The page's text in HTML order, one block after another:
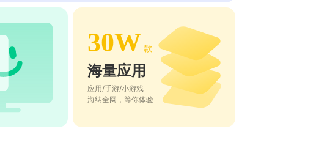
30W 款
海量应用
应用/手游/小游戏
海纳全网，等你体验